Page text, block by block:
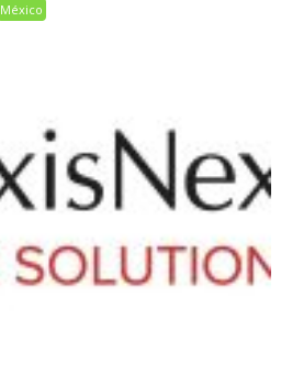
México